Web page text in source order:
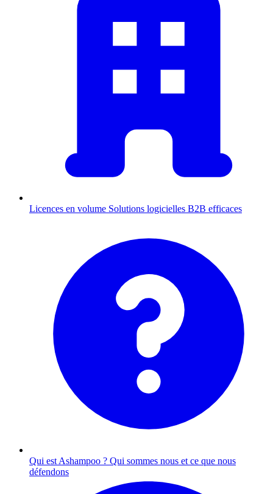
Licences en volume Solutions logicielles B2B efficaces
Qui est Ashampoo ? Qui sommes nous et ce que nous
défendons